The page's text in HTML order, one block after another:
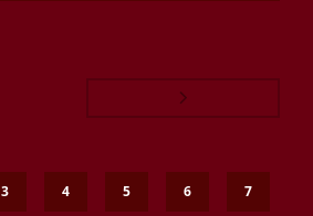
3 4 5 6 7